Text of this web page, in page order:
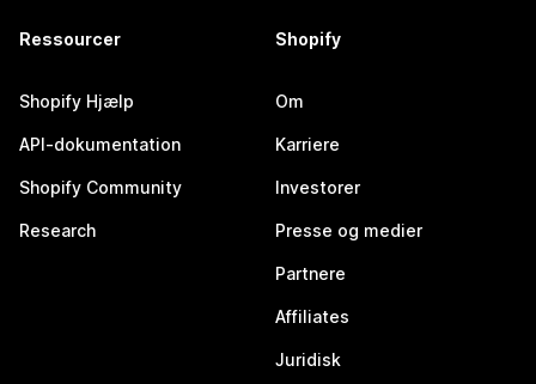
Ressourcer
Shopify Hjælp
API-dokumentation
Shopify Community
Research
Shopify
Om
Karriere
Investorer
Presse og medier
Partnere
Affiliates
Juridisk